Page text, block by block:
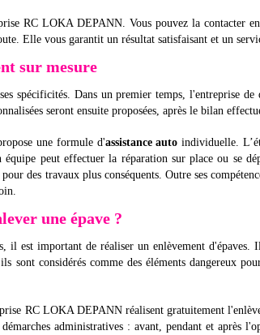
RC LOKA DEPANN. Vous pouvez la contacter
Elle vous garantit un résultat satisfaisant et un
sur mesure
spécificités. Dans un premier temps, l'entreprise
seront ensuite proposées, après le bilan
une formule d'assistance autoindividuelle.
peut effectuer la réparation sur place ou se
des travaux plus conséquents. Outre ses
une épave ?
il est important de réaliser un enlèvement
sont considérés comme des éléments dangereux
RC LOKA DEPANN réalisent gratuitement
administratives : avant, pendant et après